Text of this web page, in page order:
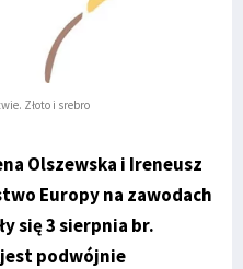
Złoto i srebro
Olszewska i Ireneusz
Europy na zawodach
się 3 sierpnia br.
podwójnie